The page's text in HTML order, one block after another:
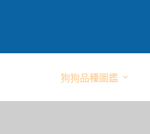
狗狗品種圖鑑